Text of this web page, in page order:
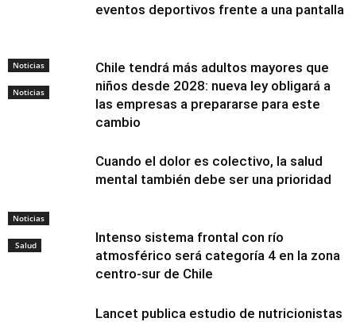
Noticias
Noticias
eventos deportivos frente a una pantalla
Noticias
Chile tendrá más adultos mayores que
niños desde 2028: nueva ley obligará a
las empresas a prepararse para este
cambio
Salud
Cuando el dolor es colectivo, la salud
mental también debe ser una prioridad
Intenso sistema frontal con río
atmosférico será categoría 4 en la zona
centro-sur de Chile
Lancet publica estudio de nutricionistas